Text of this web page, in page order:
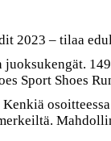
2023 – tilaa
juoksukengät.
Sport Shoes